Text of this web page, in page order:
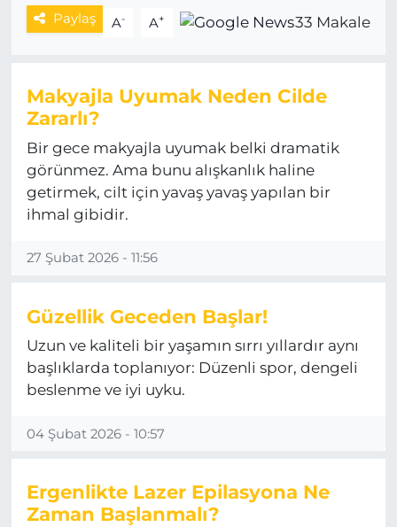
Paylaş A- A+ 33 Makale
Makyajla Uyumak Neden Cilde
Zararlı?
Bir gece makyajla uyumak belki dramatik
görünmez. Ama bunu alışkanlık haline
getirmek, cilt için yavaş yavaş yapılan bir
ihmal gibidir.
27 Şubat 2026 - 11:56
Güzellik Geceden Başlar!
Uzun ve kaliteli bir yaşamın sırrı yıllardır aynı
başlıklarda toplanıyor: Düzenli spor, dengeli
beslenme ve iyi uyku.
04 Şubat 2026 - 10:57
Ergenlikte Lazer Epilasyona Ne
Zaman Başlanmalı?
EKONOMİ
EĞİTİM
SPOR
MAGAZİN
Son Dakika Haberleri